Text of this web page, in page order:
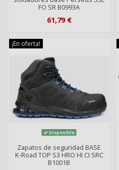
FO SR B0993A
61,79 €
¡En oferta!
Disponible
Zapatos de seguridad BASE
K-Road TOP S3 HRO HI CI SRC
B1001B